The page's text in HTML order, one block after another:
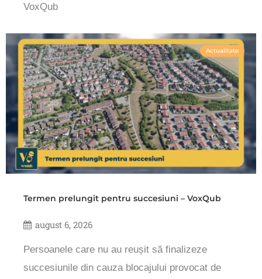
VoxQub
Actualitate
Termen prelungit pentru succesiuni – VoxQub
august 6, 2026
Persoanele care nu au reușit să finalizeze
succesiunile din cauza blocajului provocat de